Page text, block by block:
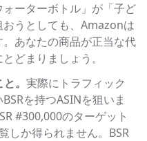
ーターボトル」が「子ど
うとしても、Amazonは
あなたの商品が正当な代
どまりましょう。
。 実際にトラフィック
を持つASINを狙いま
#300,000のターゲット
しか得られません。BSR